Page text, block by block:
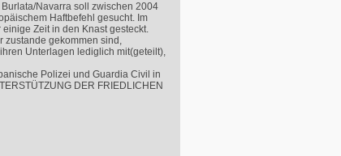
Navarra soll zwischen 2004
Haftbefehl gesucht. Im
Zeit in den Knast gesteckt.
zustande gekommen sind,
Unterlagen lediglich mit(geteilt),
Polizei und Guardia Civil in
DER FRIEDLICHEN